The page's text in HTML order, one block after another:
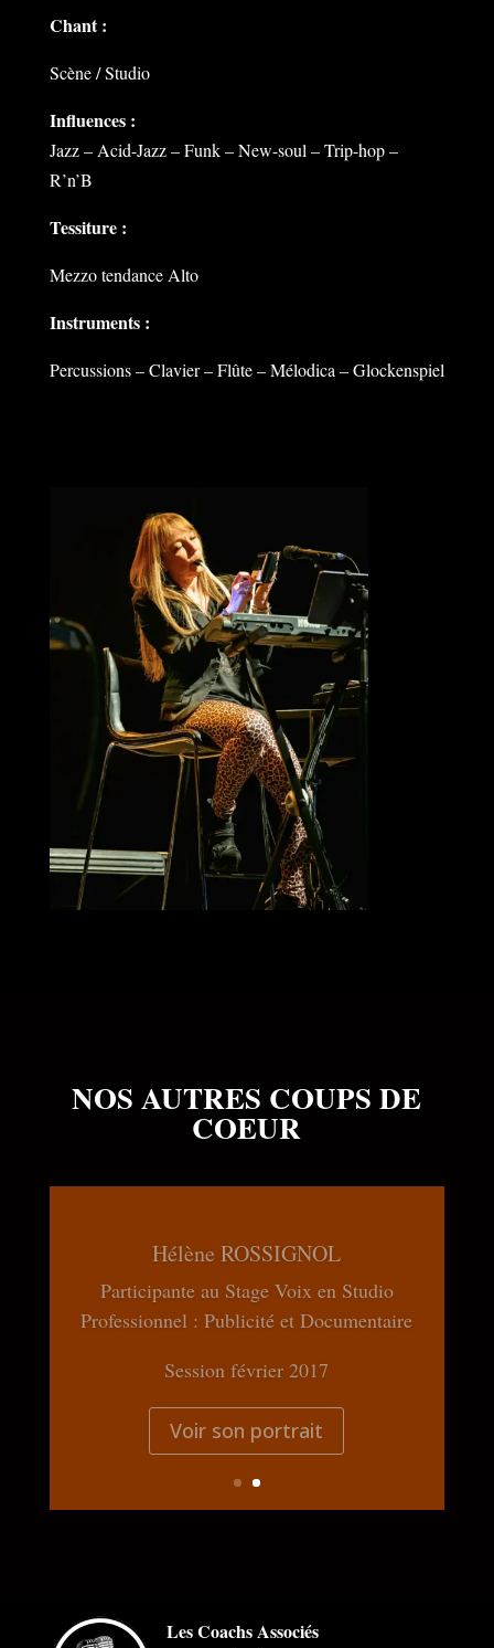
Chant :
Scène / Studio
Influences :
Jazz – Acid-Jazz – Funk – New-soul – Trip-hop –
R’n’B
Tessiture :
Mezzo tendance Alto
Instruments :
Percussions – Clavier – Flûte – Mélodica – Glockenspiel
NOS AUTRES COUPS DE
COEUR
Ivan HERBEZ
Participant au Stage Voix en Studio
Voir son portrait
Les Coachs Associés